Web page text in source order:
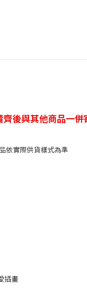
後與其他商品一併
依實際供貨樣式為準
插畫